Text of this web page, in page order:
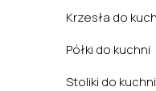
Krzesła do
Półki do kuchni
Stoliki do kuchni